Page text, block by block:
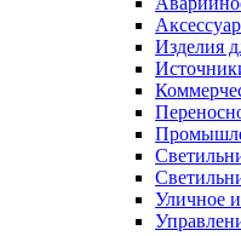
Изделия
Уличное